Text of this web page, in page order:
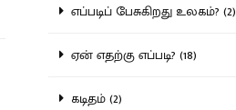
எப்படிப் பேசுகிறது உலகம்? (2)
ஏன் எதற்கு எப்படி? (18)
கடிதம் (2)